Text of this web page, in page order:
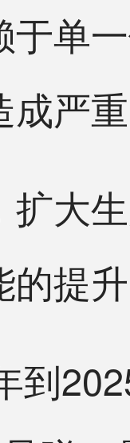
于单
成严
大生
的提
2025